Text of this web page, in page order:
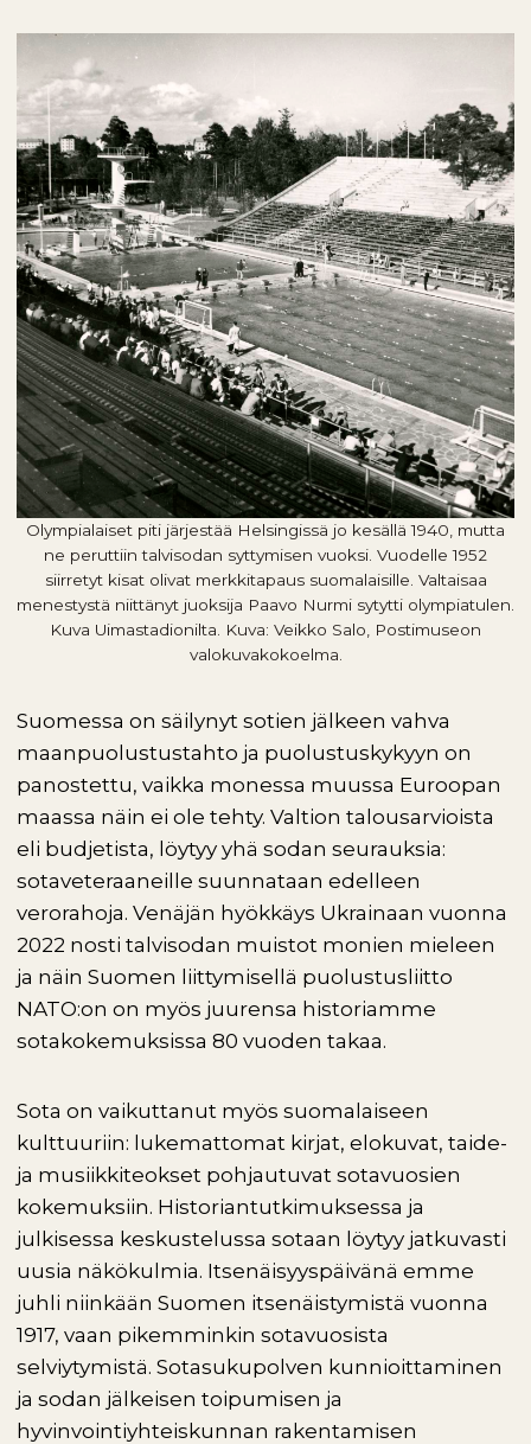
Olympialaiset piti järjestää Helsingissä jo kesällä 1940, mutta
ne peruttiin talvisodan syttymisen vuoksi. Vuodelle 1952
siirretyt kisat olivat merkkitapaus suomalaisille. Valtaisaa
menestystä niittänyt juoksija Paavo Nurmi sytytti olympiatulen.
Kuva Uimastadionilta. Kuva: Veikko Salo, Postimuseon
valokuvakokoelma.
Suomessa on säilynyt sotien jälkeen vahva
maanpuolustustahto ja puolustuskykyyn on
panostettu, vaikka monessa muussa Euroopan
maassa näin ei ole tehty. Valtion talousarvioista
eli budjetista, löytyy yhä sodan seurauksia:
sotaveteraaneille suunnataan edelleen
verorahoja. Venäjän hyökkäys Ukrainaan vuonna
2022 nosti talvisodan muistot monien mieleen
ja näin Suomen liittymisellä puolustusliitto
NATO:on on myös juurensa historiamme
sotakokemuksissa 80 vuoden takaa.
Sota on vaikuttanut myös suomalaiseen
kulttuuriin: lukemattomat kirjat, elokuvat, taide-
ja musiikkiteokset pohjautuvat sotavuosien
kokemuksiin. Historiantutkimuksessa ja
julkisessa keskustelussa sotaan löytyy jatkuvasti
uusia näkökulmia. Itsenäisyyspäivänä emme
juhli niinkään Suomen itsenäistymistä vuonna
1917, vaan pikemminkin sotavuosista
selviytymistä. Sotasukupolven kunnioittaminen
ja sodan jälkeisen toipumisen ja
hyvinvointiyhteiskunnan rakentamisen